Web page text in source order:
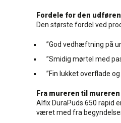
Fordele for den
Den største fordel ved
”God vedhæftning på
”Smidig mørtel med
”Fin lukket overflade
Fra mureren til mureren
Alfix DuraPuds 650 rapid
været med fra